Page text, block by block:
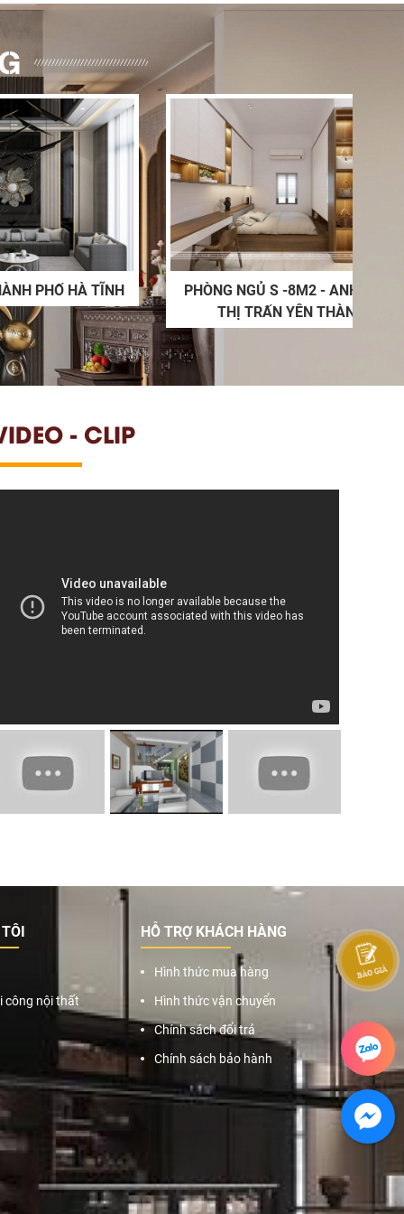
TÂN CỔ
NỘI THẤT PHÒNG NGỦ -02
TĨNH
PHÒNG NGỦ S -8M2 - ANH DUY -
THỊ TRẤN YÊN THÀNH
- CLIP
công nội thất
HỖ TRỢ KHÁCH HÀNG
Hình thức mua hàng
Hình thức vận chuyển
Chính sách đổi trả
Chính sách bảo hành